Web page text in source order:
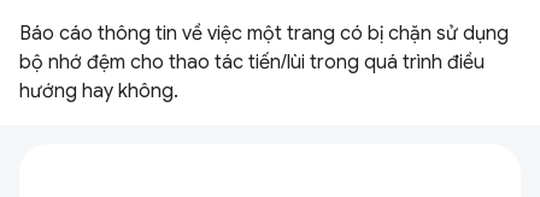
Báo cáo thông tin về việc một trang có bị chặn sử dụng
bộ nhớ đệm cho thao tác tiến/lùi trong quá trình điều
hướng hay không.